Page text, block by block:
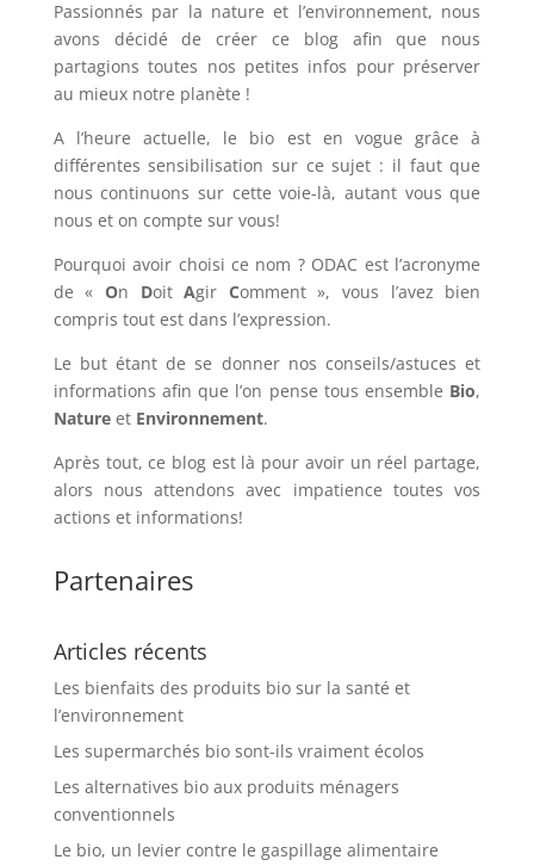
Passionnés par la nature et l’environnement, nous
avons décidé de créer ce blog afin que nous
partagions toutes nos petites infos pour préserver
au mieux notre planète !
A l’heure actuelle, le bio est en vogue grâce à
différentes sensibilisation sur ce sujet : il faut que
nous continuons sur cette voie-là, autant vous que
nous et on compte sur vous!
Pourquoi avoir choisi ce nom ? ODAC est l’acronyme
de « On DoitAgir Comment », vous l’avez bien
compris tout est dans l’expression.
Le but étant de se donner nos conseils/astuces et
informations afin que l’on pense tous ensemble Bio,
Natureet Environnement.
Après tout, ce blog est là pour avoir un réel partage,
alors nous attendons avec impatience toutes vos
actions et informations!
Partenaires
Articles récents
Les bienfaits des produits bio sur la santé et
l’environnement
Les supermarchés bio sont-ils vraiment écolos
Les alternatives bio aux produits ménagers
conventionnels
Le bio, un levier contre le gaspillage alimentaire